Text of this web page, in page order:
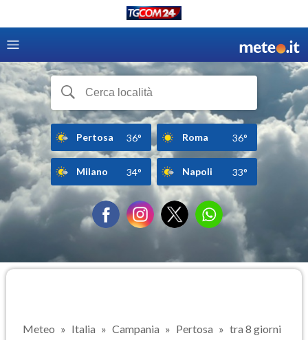
Pertosa 36° Roma 36°
Milano 34° Napoli 33°
Meteo Italia Campania Pertosa tra 8 giorni